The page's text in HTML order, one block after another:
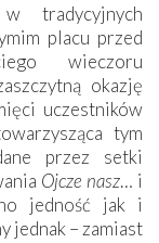
tradycyjnych
placu przed
wieczoru
okazję
uczestników
tym
przez setki
Ojcze nasz… i
jedność jak i
jednak – zamiast